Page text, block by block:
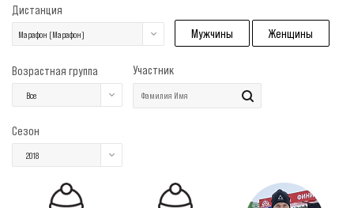
Дистанция
Марафон (Марафон) Мужчины Женщины
Возрастная группа
Все
Участник
Сезон
2018